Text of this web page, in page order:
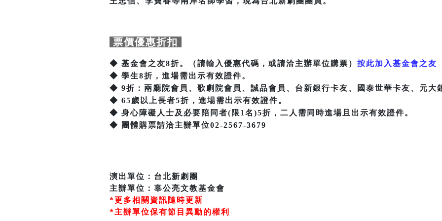
票價優惠折扣
◆ 基金會之友8折。（請輸入優惠代碼，或請洽主辦單位購票） 按此加入基金會之友
◆ 學生8折，進場需出示有效證件。
◆ 9折：兩廳院會員、歌劇院會員、誠品會員、台新銀行卡友、國泰世華卡友、元大
◆ 65歲以上長者5折，進場需出示有效證件。
◆ 身心障礙人士及必要陪同者(限1名)5折，二人需同時進場且出示有效證件。
◆ 團體購票請洽主辦單位02-2567-3679
演出單位：台北新劇團
主辦單位：辜公亮文教基金會
*更多相關資訊隨時更新
*主辦單位保有節目異動的權利